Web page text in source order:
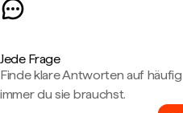
Jede Frage
Finde klare Antworten auf
immer du sie brauchst.